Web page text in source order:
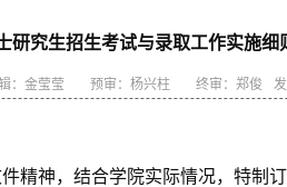
研究生招生考试与录取工作实施细
：金莹莹 预审：杨兴柱 终审：郑俊
精神，结合学院实际情况，特制订